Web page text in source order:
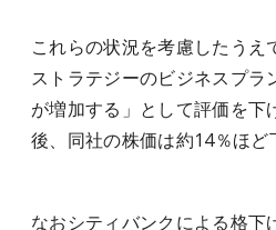
これらの状況を考慮したうえ
ストラテジーのビジネスプラ
が増加する」として評価を下
後、同社の株価は約14％ほど
なおシティバンクによる格下